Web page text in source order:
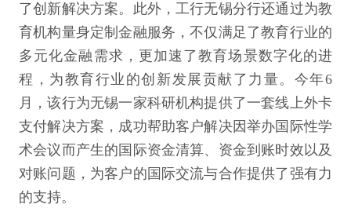
了创新解决方案。此外，工行无锡分行还通过为教
育机构量身定制金融服务，不仅满足了教育行业的
多元化金融需求，更加速了教育场景数字化的进
程，为教育行业的创新发展贡献了力量。今年6
月，该行为无锡一家科研机构提供了一套线上外卡
支付解决方案，成功帮助客户解决因举办国际性学
术会议而产生的国际资金清算、资金到账时效以及
对账问题，为客户的国际交流与合作提供了强有力
的支持。